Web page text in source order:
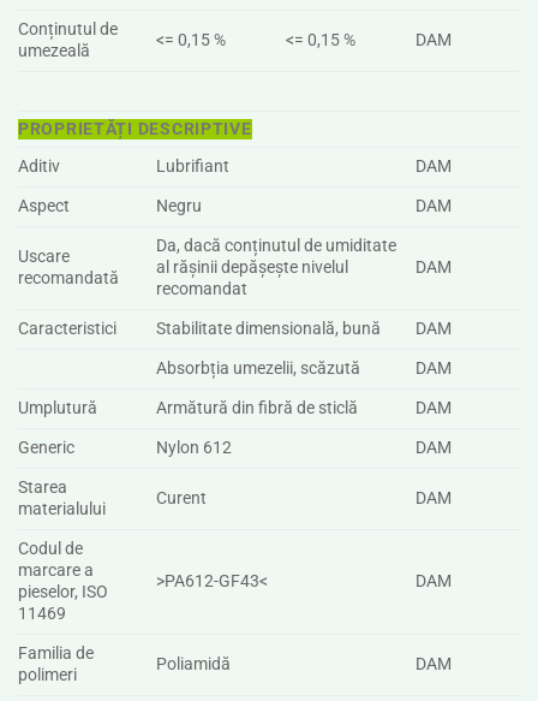
Conținutul de
umezeală
<= 0,15 % <= 0,15 % DAM
PROPRIETĂȚI DESCRIPTIVE
Aditiv
Lubrifiant
DAM
Aspect
Negru DAM
Uscare
recomandată
Da, dacă conținutul de umiditate
al rășinii depășește nivelul
recomandat
DAM
Caracteristici Stabilitate dimensională, bună
DAM
Absorbția umezelii, scăzută
DAM
Umplutură
Armătură din fibră de sticlă
DAM
Generic
Nylon 612
DAM
Starea
materialului
Curent DAM
Codul de
marcare a
pieselor, ISO
11469
>PA612-GF43< DAM
Familia de
polimeri
Poliamidă DAM